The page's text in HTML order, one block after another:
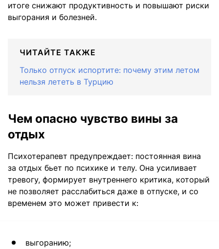
итоге снижают продуктивность и повышают риски
выгорания и болезней.
ЧИТАЙТЕ ТАКЖЕ
Только отпуск испортите: почему этим летом
нельзя лететь в Турцию
Чем опасно чувство вины за
отдых
Психотерапевт предупреждает: постоянная вина
за отдых бьет по психике и телу. Она усиливает
тревогу, формирует внутреннего критика, который
не позволяет расслабиться даже в отпуске, и со
временем это может привести к:
выгоранию;